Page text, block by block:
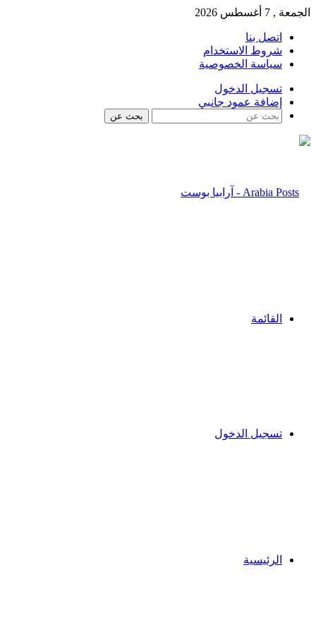
الجمعة , 7 أغسطس 2026
اتصل بنا
شروط الاستخدام
سياسة الخصوصية
تسجيل الدخول
إضافة عمود جانبي
بحث عن
القائمة
تسجيل الدخول
الرئيسية